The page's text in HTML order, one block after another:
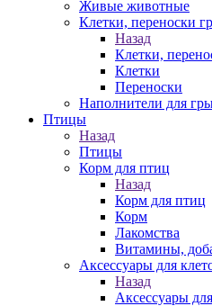
Живые животные
Клетки, переноски
Назад
Клетки,
Клетки
Переноски
Наполнители для
Птицы
Назад
Птицы
Корм для птиц
Назад
Корм для птиц
Корм
Лакомства
Витамины,
Аксессуары для
Назад
Аксессуары